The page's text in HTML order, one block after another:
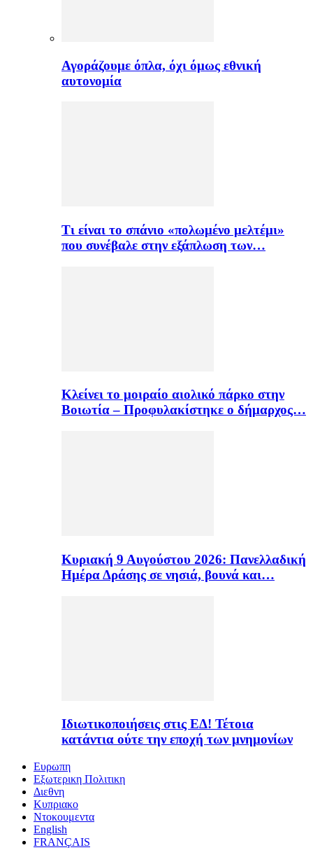
Αγοράζουμε όπλα, όχι όμως εθνική
αυτονομία
Τι είναι το σπάνιο «πολωμένο μελτέμι»
που συνέβαλε στην εξάπλωση των…
Κλείνει το μοιραίο αιολικό πάρκο στην
Βοιωτία – Προφυλακίστηκε ο δήμαρχος…
Κυριακή 9 Αυγούστου 2026: Πανελλαδική
Ημέρα Δράσης σε νησιά, βουνά και…
Ιδιωτικοποιήσεις στις ΕΔ! Τέτοια
κατάντια ούτε την εποχή των μνημονίων
Ευρωπη
Εξωτερικη Πολιτικη
Διεθνη
Κυπριακο
Ντοκουμεντα
English
FRANÇAIS